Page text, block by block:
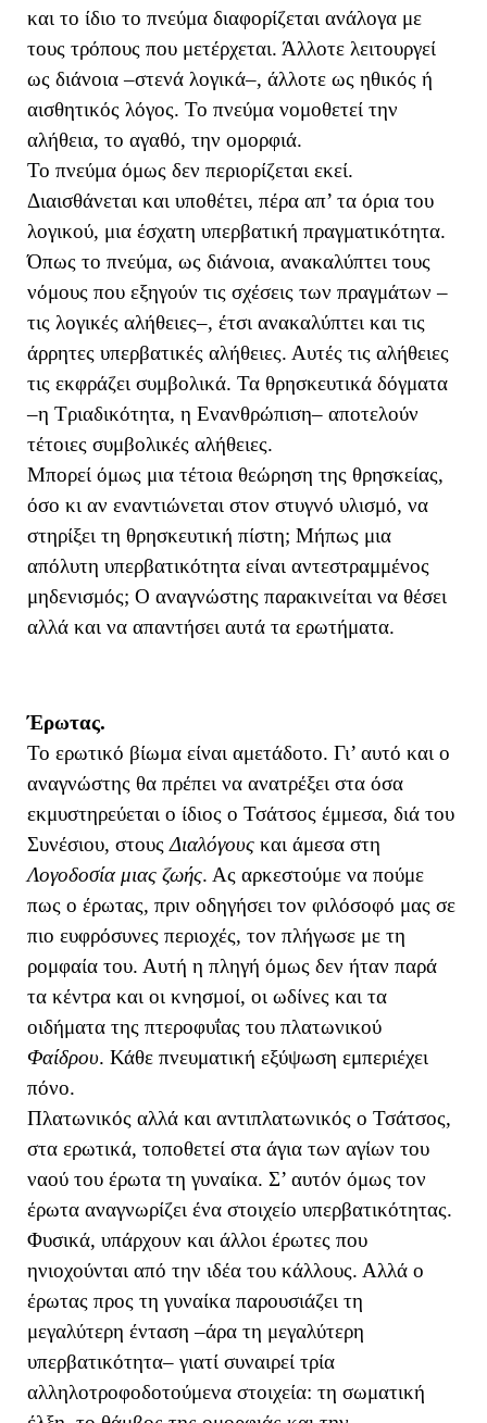
και το ίδιο το πνεύμα διαφορίζεται ανάλογα με
τους τρόπους που μετέρχεται. Άλλοτε λειτουργεί
ως διάνοια –στενά λογικά–, άλλοτε ως ηθικός ή
αισθητικός λόγος. Το πνεύμα νομοθετεί την
αλήθεια, το αγαθό, την ομορφιά.
Το πνεύμα όμως δεν περιορίζεται εκεί.
Διαισθάνεται και υποθέτει, πέρα απ’ τα όρια του
λογικού, μια έσχατη υπερβατική πραγματικότητα.
Όπως το πνεύμα, ως διάνοια, ανακαλύπτει τους
νόμους που εξηγούν τις σχέσεις των πραγμάτων –
τις λογικές αλήθειες–, έτσι ανακαλύπτει και τις
άρρητες υπερβατικές αλήθειες. Αυτές τις αλήθειες
τις εκφράζει συμβολικά. Τα θρησκευτικά δόγματα
–η Τριαδικότητα, η Ενανθρώπιση– αποτελούν
τέτοιες συμβολικές αλήθειες.
Μπορεί όμως μια τέτοια θεώρηση της θρησκείας,
όσο κι αν εναντιώνεται στον στυγνό υλισμό, να
στηρίξει τη θρησκευτική πίστη; Μήπως μια
απόλυτη υπερβατικότητα είναι αντεστραμμένος
μηδενισμός; Ο αναγνώστης παρακινείται να θέσει
αλλά και να απαντήσει αυτά τα ερωτήματα.
Έρωτας.
Το ερωτικό βίωμα είναι αμετάδοτο. Γι’ αυτό και ο
αναγνώστης θα πρέπει να ανατρέξει στα όσα
εκμυστηρεύεται ο ίδιος ο Τσάτσος έμμεσα, διά του
Συνέσιου, στουςΔιαλόγους και άμεσα στη
Λογοδοσία μιας ζωής. Ας αρκεστούμε να πούμε
πως ο έρωτας, πριν οδηγήσει τον φιλόσοφό μας σε
πιο ευφρόσυνες περιοχές, τον πλήγωσε με τη
ρομφαία του. Αυτή η πληγή όμως δεν ήταν παρά
τα κέντρα και οι κνησμοί, οι ωδίνες και τα
οιδήματα της πτεροφυΐας του πλατωνικού
Φαίδρου. Κάθε πνευματική εξύψωση εμπεριέχει
πόνο.
Πλατωνικός αλλά και αντιπλατωνικός ο Τσάτσος,
στα ερωτικά, τοποθετεί στα άγια των αγίων του
ναού του έρωτα τη γυναίκα. Σ’ αυτόν όμως τον
έρωτα αναγνωρίζει ένα στοιχείο υπερβατικότητας.
Φυσικά, υπάρχουν και άλλοι έρωτες που
ηνιοχούνται από την ιδέα του κάλλους. Αλλά ο
έρωτας προς τη γυναίκα παρουσιάζει τη
μεγαλύτερη ένταση –άρα τη μεγαλύτερη
υπερβατικότητα– γιατί συναιρεί τρία
αλληλοτροφοδοτούμενα στοιχεία: τη σωματική